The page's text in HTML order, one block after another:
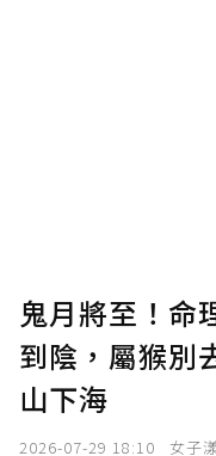
鬼月將至！命
到陰，屬猴別
山下海
2026-07-29 18:10 女子